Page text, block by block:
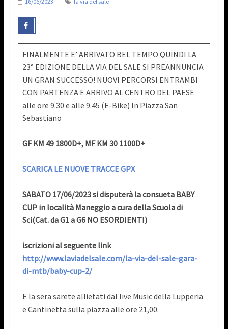
FINALMENTE E’ ARRIVATO BEL TEMPO QUINDI LA
23° EDIZIONE DELLA VIA DEL SALE SI PREANNUNCIA
UN GRAN SUCCESSO! NUOVI PERCORSI ENTRAMBI
CON PARTENZA E ARRIVO AL CENTRO DEL PAESE
alle ore 9.30 e alle 9.45 (E-Bike) In Piazza San
Sebastiano
GF KM 49 1800D+, MF KM 30 1100D+
SCARICA LE NUOVE TRACCE GPX
SABATO 17/06/2023 si disputerà la consueta BABY
CUP in località Maneggio a cura della Scuola di
Sci(Cat. da G1 a G6 NO ESORDIENTI)
iscrizioni al seguente link
http://www.laviadelsale.com/la-via-del-sale-gara-
di-mtb/baby-cup-2/
E la sera sarete allietati dal live Music della Lupperia
e Cantinetta sulla piazza alle ore 21,00.